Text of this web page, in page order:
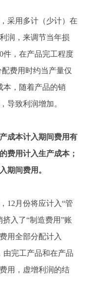
采用多计（少计）在
润，来调节当年损
件，在产品完工程度
费用时约当产量仅
本，随着产品的销
导致利润增加。
成本计入期间费用有
费用计入生产成本；
期间费用。
12月份将应计入“管
入了“制造费用”账
用全部分配计入
由完工产品和在产品
用，虚增利润的结